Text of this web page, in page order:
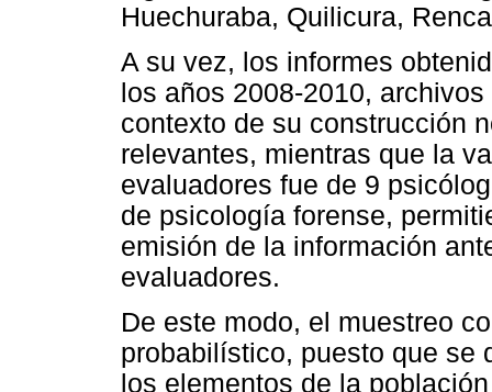
Huechuraba, Quilicura,
A su vez, los informes
los años 2008-2010,
contexto de su construcción
relevantes, mientras que la
evaluadores fue de 9
de psicología forense,
emisión de la información
evaluadores.
De este modo, el muestreo
probabilístico, puesto que se
los elementos de la